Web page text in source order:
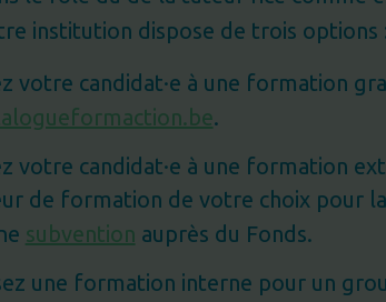
institution dispose de trois options
votre candidat·e à une formation
.
votre candidat·e à une formation
de formation de votre choix pour
subvention auprès du Fonds.
une formation interne pour un